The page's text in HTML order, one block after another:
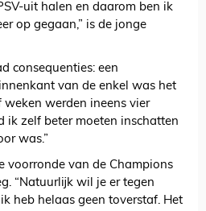
uit halen en daarom ben ik
op gegaan,” is de jonge
consequenties: een
van de enkel was het
werden ineens vier
ik zelf beter moeten inschatten
was.”
voorronde van de Champions
“Natuurlijk wil je er tegen
heb helaas geen toverstaf. Het